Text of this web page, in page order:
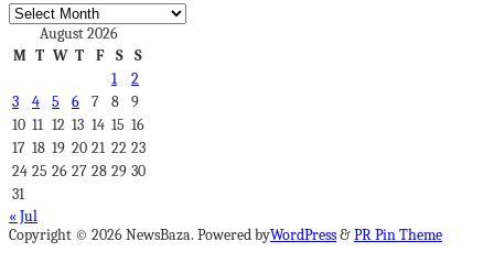
Archives
August 2026
M T W T F S
S
1
2
3
4 5 6 7 8
9
10 11 12 13 14 15 16
17 18 19 20 21 22 23
24 25 26 27 28 29 30
31
« Jul
Copyright © 2026 NewsBaza. Powered byWordPress&PR Pin Theme